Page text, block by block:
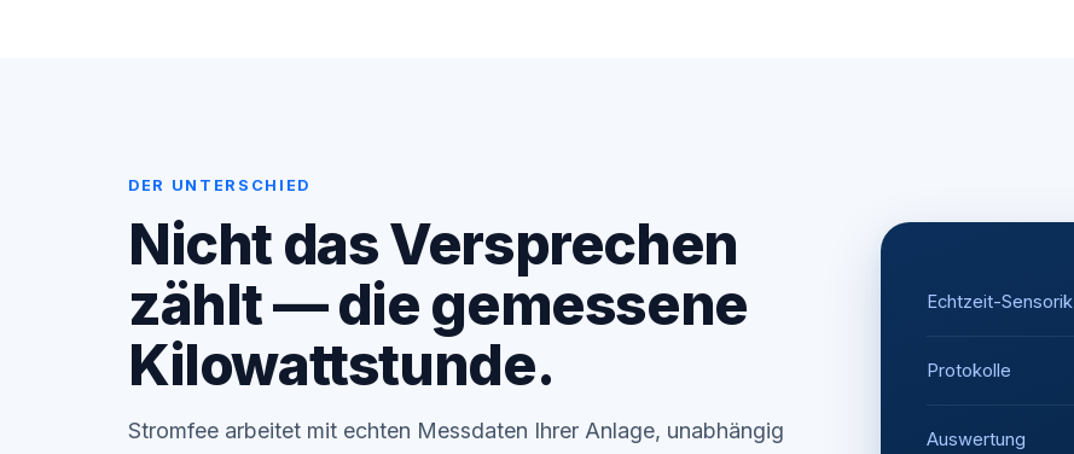
DER UNTERSCHIED
Nicht das Versprechen
zählt — die gemessene
Kilowattstunde.
Stromfee arbeitet mit echten Messdaten Ihrer Anlage, unabhängig
Echtzeit-Sensorik
Protokolle
Auswertung